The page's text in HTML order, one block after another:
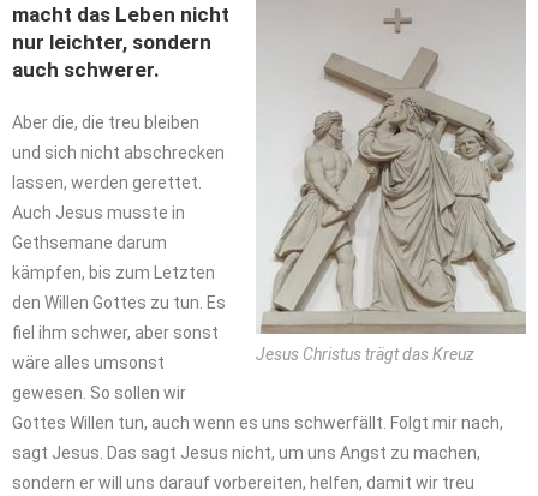
Jesus Christus trägt das Kreuz
macht das Leben nicht
nur leichter, sondern
auch schwerer.
Aber die, die treu bleiben
und sich nicht abschrecken
lassen, werden gerettet.
Auch Jesus musste in
Gethsemane darum
kämpfen, bis zum Letzten
den Willen Gottes zu tun. Es
fiel ihm schwer, aber sonst
wäre alles umsonst
gewesen. So sollen wir
Gottes Willen tun, auch wenn es uns schwerfällt. Folgt mir nach,
sagt Jesus. Das sagt Jesus nicht, um uns Angst zu machen,
sondern er will uns darauf vorbereiten, helfen, damit wir treu